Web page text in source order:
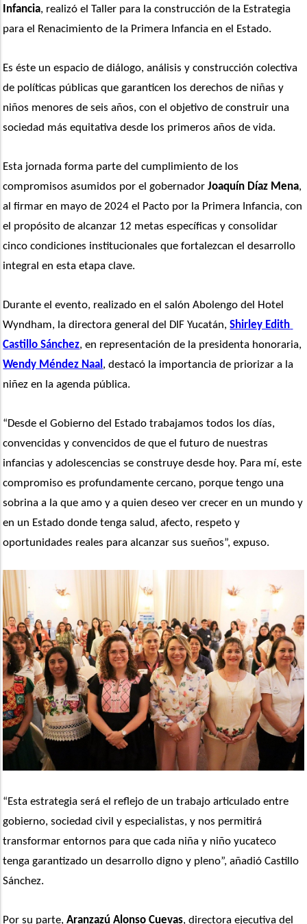
Infancia, realizó el Taller para la construcción de la Estrategia
para el Renacimiento de la Primera Infancia en el Estado.
Es éste un espacio de diálogo, análisis y construcción colectiva
de políticas públicas que garanticen los derechos de niñas y
niños menores de seis años, con el objetivo de construir una
sociedad más equitativa desde los primeros años de vida.
Esta jornada forma parte del cumplimiento de los
compromisos asumidos por el gobernador Joaquín Díaz Mena,
al firmar en mayo de 2024 el Pacto por la Primera Infancia, con
el propósito de alcanzar 12 metas específicas y consolidar
cinco condiciones institucionales que fortalezcan el desarrollo
integral en esta etapa clave.
Durante el evento, realizado en el salón Abolengo del Hotel
Wyndham, la directora general del DIF Yucatán, Shirley Edith
Castillo Sánchez
Wendy Méndez Naal , destacó la importancia de priorizar a la
niñez en la agenda pública.
“Desde el Gobierno del Estado trabajamos todos los días,
convencidas y convencidos de que el futuro de nuestras
infancias y adolescencias se construye desde hoy. Para mí, este
compromiso es profundamente cercano, porque tengo una
sobrina a la que amo y a quien deseo ver crecer en un mundo y
en un Estado donde tenga salud, afecto, respeto y
oportunidades reales para alcanzar sus sueños”, expuso.
“Esta estrategia será el reflejo de un trabajo articulado entre
gobierno, sociedad civil y especialistas, y nos permitirá
transformar entornos para que cada niña y niño yucateco
tenga garantizado un desarrollo digno y pleno”, añadió Castillo
Sánchez.
Por su parte, Aranzazú Alonso Cuevas, directora ejecutiva del